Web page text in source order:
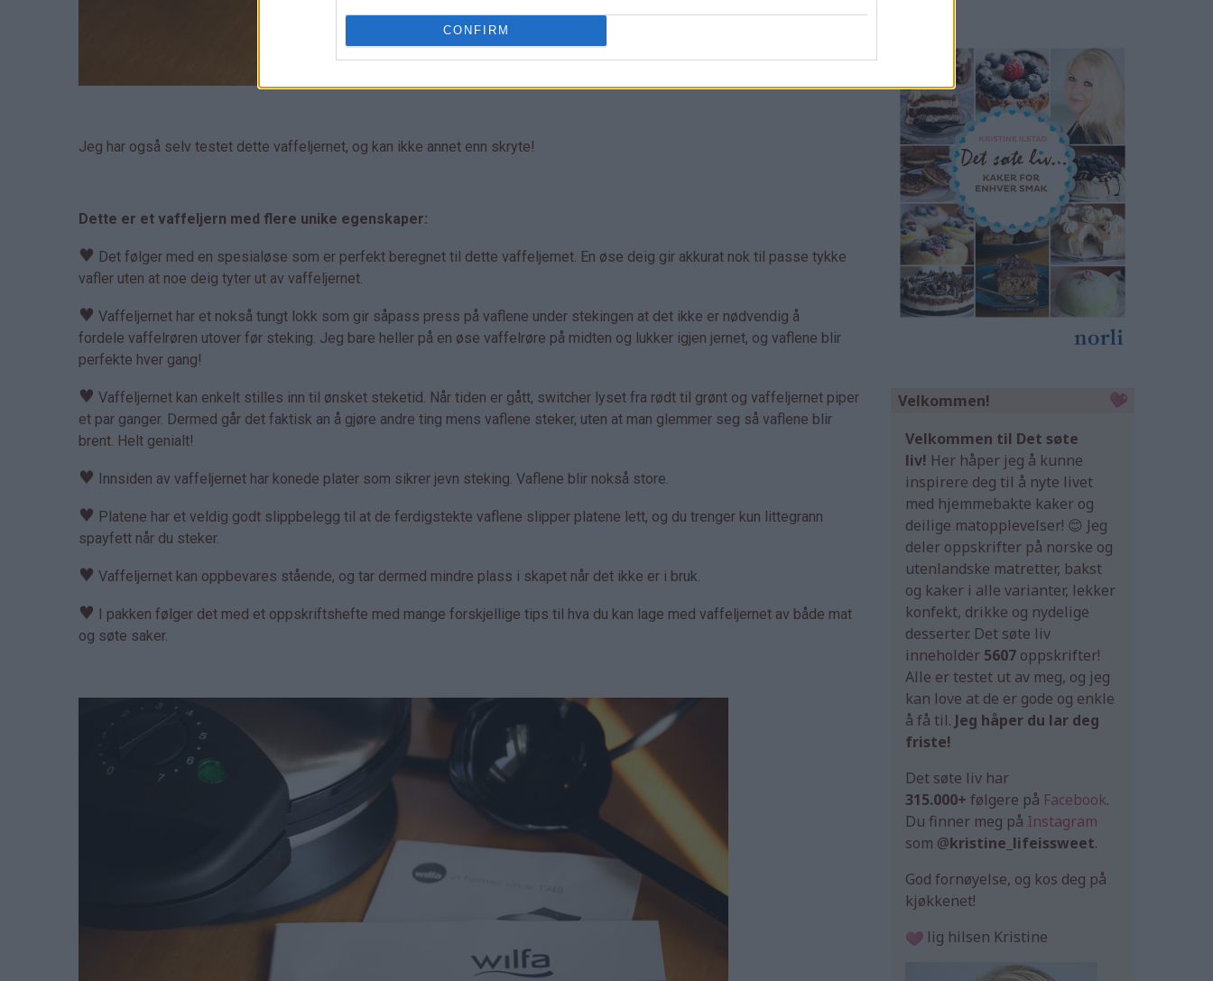
CONFIRM
Jeg har også selv testet dette vaffeljernet, og kan ikke annet enn skryte!
Dette er et vaffeljern med flere unike egenskaper:
♥ Det følger med en spesialøse som er perfekt beregnet til dette vaffeljernet. En øse deig gir akkurat nok til passe tykke
vafler uten at noe deig tyter ut av vaffeljernet.
♥ Vaffeljernet har et nokså tungt lokk som gir såpass press på vaflene under stekingen at det ikke er nødvendig å
fordele vaffelrøren utover før steking. Jeg bare heller på en øse vaffelrøre på midten og lukker igjen jernet, og vaflene blir
perfekte hver gang!
♥ Vaffeljernet kan enkelt stilles inn til ønsket steketid. Når tiden er gått, switcher lyset fra rødt til grønt og vaffeljernet piper
et par ganger. Dermed går det faktisk an å gjøre andre ting mens vaflene steker, uten at man glemmer seg så vaflene blir
brent. Helt genialt!
♥ Innsiden av vaffeljernet har konede plater som sikrer jevn steking. Vaflene blir nokså store.
♥ Platene har et veldig godt slippbelegg til at de ferdigstekte vaflene slipper platene lett, og du trenger kun littegrann
spayfett når du steker.
♥ Vaffeljernet kan oppbevares stående, og tar dermed mindre plass i skapet når det ikke er i bruk.
♥ I pakken følger det med et oppskriftshefte med mange forskjellige tips til hva du kan lage med vaffeljernet av både mat
og søte saker.
Velkommen!
Velkommen til Det søte
liv! Her håper jeg å kunne
inspirere deg til å nyte livet
med hjemmebakte kaker og
deilige matopplevelser! 😊 Jeg
deler oppskrifter på norske og
utenlandske matretter, bakst
og kaker i alle varianter, lekker
konfekt, drikke og nydelige
desserter. Det søte liv
inneholder 5607 oppskrifter!
Alle er testet ut av meg, og jeg
kan love at de er gode og enkle
å få til. Jeg håper du lar deg
friste!
Det søte liv har
315.000+ følgere på Facebook.
Du finner meg på Instagram
som @kristine_lifeissweet.
God fornøyelse, og kos deg på
kjøkkenet!
lig hilsen Kristine